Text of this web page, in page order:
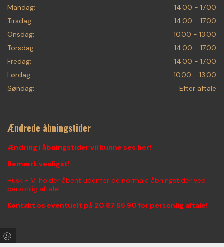
Mandag:
14.00 - 17.00
Tirsdag:
14.00 - 17.00
Onsdag:
10.00 - 13.00
Torsdag:
14.00 - 17.00
Fredag:
14.00 - 17.00
Lørdag:
10.00 - 13.00
Søndag:
Efter aftale
Ændrede åbningstider
Ændring i åbningstider vil kunne ses her!
Bemærk venligst!
Husk - Vi holder åbent udenfor de normale åbningstider ved
personlig aftale!
Kontakt os eventuelt på 20 87 55 90 for personlig aftale!